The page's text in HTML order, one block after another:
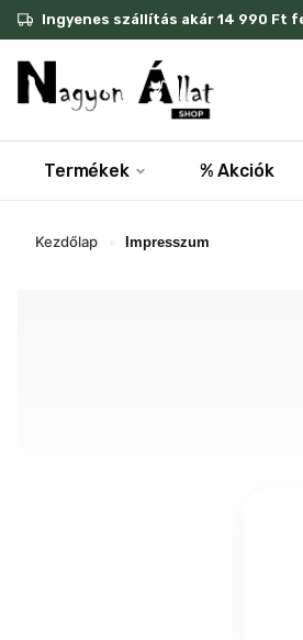
Skip
to
content
Ingyenes szállítás akár 14 990
Termékek % Akciók
Kezdőlap Impresszum